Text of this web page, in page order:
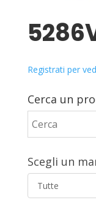
Registrati per
Cerca un
Scegli un
Tutte